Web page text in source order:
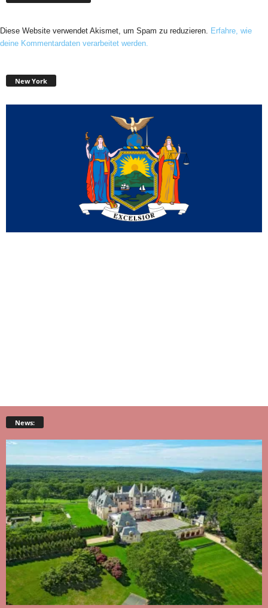
Diese Website verwendet Akismet, um Spam zu reduzieren. Erfahre, wie
deine Kommentardaten verarbeitet werden.
New York
News: